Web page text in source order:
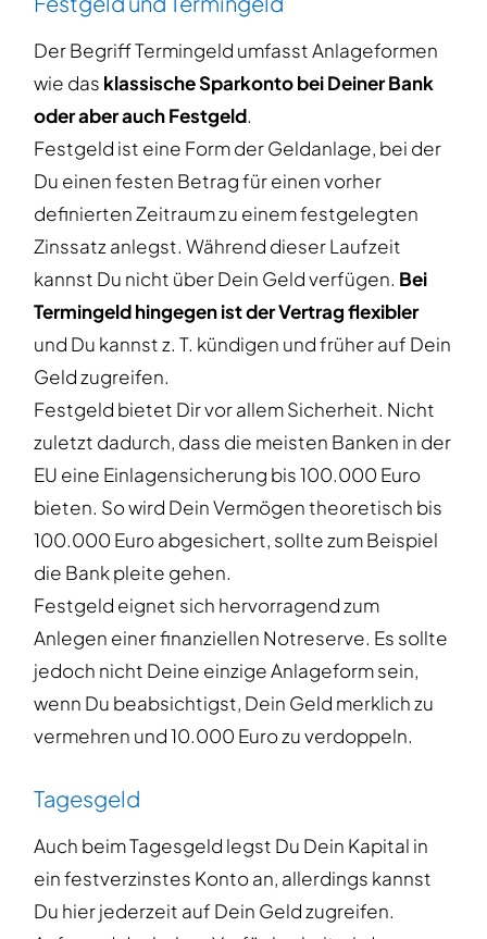
Der Begriff Termingeld umfasst Anlageformen
wie das klassische Sparkonto bei Deiner Bank
oder aber auch Festgeld.
Festgeld ist eine Form der Geldanlage, bei der
Du einen festen Betrag für einen vorher
definierten Zeitraum zu einem festgelegten
Zinssatz anlegst. Während dieser Laufzeit
kannst Du nicht über Dein Geld verfügen. Bei
Termingeld hingegen ist der Vertrag flexibler
und Du kannst z. T. kündigen und früher auf Dein
Geld zugreifen.
Festgeld bietet Dir vor allem Sicherheit. Nicht
zuletzt dadurch, dass die meisten Banken in der
EU eine Einlagensicherung bis 100.000 Euro
bieten. So wird Dein Vermögen theoretisch bis
100.000 Euro abgesichert, sollte zum Beispiel
die Bank pleite gehen.
Festgeld eignet sich hervorragend zum
Anlegen einer finanziellen Notreserve. Es sollte
jedoch nicht Deine einzige Anlageform sein,
wenn Du beabsichtigst, Dein Geld merklich zu
vermehren und 10.000 Euro zu verdoppeln.
Tagesgeld
Auch beim Tagesgeld legst Du Dein Kapital in
ein festverzinstes Konto an, allerdings kannst
Du hier jederzeit auf Dein Geld zugreifen.